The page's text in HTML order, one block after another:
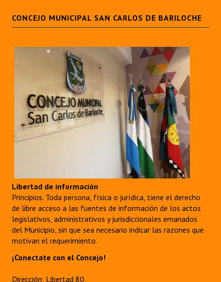
CONCEJO MUNICIPAL SAN CARLOS DE BARILOCHE
Libertad de información
Principios. Toda persona, física o jurídica, tiene el derecho
de libre acceso a las fuentes de información de los actos
legislativos, administrativos y jurisdiccionales emanados
del Municipio, sin que sea necesario indicar las razones que
motivan el requerimiento.
¡Conectate con el Concejo!
Dirección: Libertad 80